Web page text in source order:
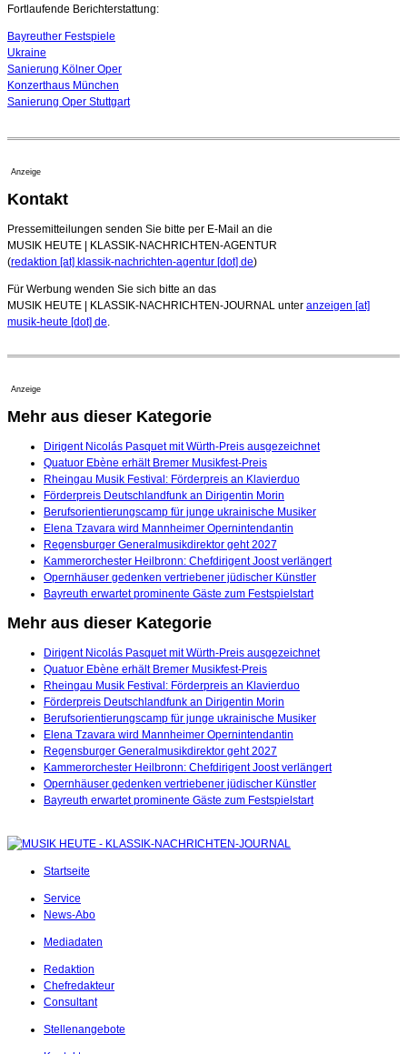
07. August 2026 - 13:20 Uhr
Fortlaufende Berichterstattung:
Bayreuther Festspiele
Ukraine
Sanierung Kölner Oper
Konzerthaus München
Sanierung Oper Stuttgart
Anzeige
Kontakt
Pressemitteilungen senden Sie bitte per E-Mail an die
MUSIK HEUTE | KLASSIK-NACHRICHTEN-AGENTUR
(redaktion [at] klassik-nachrichten-agentur [dot] de)
Für Werbung wenden Sie sich bitte an das
MUSIK HEUTE | KLASSIK-NACHRICHTEN-JOURNAL unter anzeigen [at]
musik-heute [dot] de
Anzeige
Mehr aus dieser Kategorie
Dirigent Nicolás Pasquet mit Würth-Preis ausgezeichnet
Quatuor Ebène erhält Bremer Musikfest-Preis
Rheingau Musik Festival: Förderpreis an Klavierduo
Förderpreis Deutschlandfunk an Dirigentin Morin
Berufsorientierungscamp für junge ukrainische Musiker
Elena Tzavara wird Mannheimer Opernintendantin
Regensburger Generalmusikdirektor geht 2027
Kammerorchester Heilbronn: Chefdirigent Joost verlängert
Opernhäuser gedenken vertriebener jüdischer Künstler
Bayreuth erwartet prominente Gäste zum Festspielstart
Mehr aus dieser Kategorie
Dirigent Nicolás Pasquet mit Würth-Preis ausgezeichnet
Quatuor Ebène erhält Bremer Musikfest-Preis
Rheingau Musik Festival: Förderpreis an Klavierduo
Förderpreis Deutschlandfunk an Dirigentin Morin
Berufsorientierungscamp für junge ukrainische Musiker
Elena Tzavara wird Mannheimer Opernintendantin
Regensburger Generalmusikdirektor geht 2027
Kammerorchester Heilbronn: Chefdirigent Joost verlängert
Opernhäuser gedenken vertriebener jüdischer Künstler
Bayreuth erwartet prominente Gäste zum Festspielstart
Startseite
Service
News-Abo
Mediadaten
Redaktion
Chefredakteur
Consultant
Stellenangebote